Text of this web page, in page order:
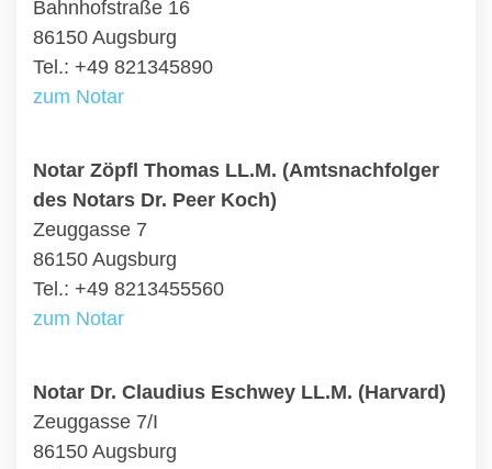
Bahnhofstraße 16
86150 Augsburg
Tel.: +49 821345890
zum Notar
Notar Zöpfl Thomas LL.M. (Amtsnachfolger
des Notars Dr. Peer Koch)
Zeuggasse 7
86150 Augsburg
Tel.: +49 8213455560
zum Notar
Notar Dr. Claudius Eschwey LL.M. (Harvard)
Zeuggasse 7/I
86150 Augsburg